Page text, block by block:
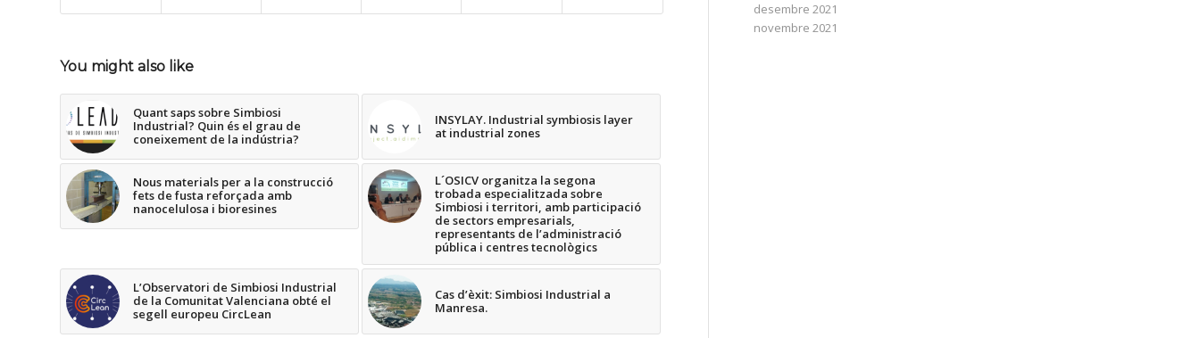
You might also like
Quant saps sobre Simbiosi
Industrial? Quin és el grau de
coneixement de la indústria?
INSYLAY. Industrial symbiosis layer
at industrial zones
Nous materials per a la construcció
fets de fusta reforçada amb
nanocelulosa i bioresines
L´OSICV organitza la segona
trobada especialitzada sobre
Simbiosi i territori, amb participació
de sectors empresarials,
representants de l’administració
pública i centres tecnològics
L’Observatori de Simbiosi Industrial
de la Comunitat Valenciana obté el
segell europeu CircLean
Cas d’èxit: Simbiosi Industrial a
Manresa.
desembre 2021
novembre 2021